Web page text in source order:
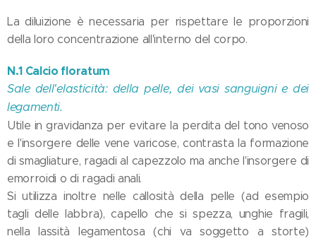
La diluizione è necessaria per rispettare le proporzioni
della loro concentrazione all'interno del corpo.
N.1 Calcio floratum
Sale dell'elasticità: della pelle, dei vasi sanguigni e dei
legamenti.
Utile in gravidanza per evitare la perdita del tono venoso
e l'insorgere delle vene varicose, contrasta la formazione
di smagliature, ragadi al capezzolo ma anche l'insorgere di
emorroidi o di ragadi anali.
Si utilizza inoltre nelle callosità della pelle (ad esempio
tagli delle labbra), capello che si spezza, unghie fragili,
nella lassità legamentosa (chi va soggetto a storte)